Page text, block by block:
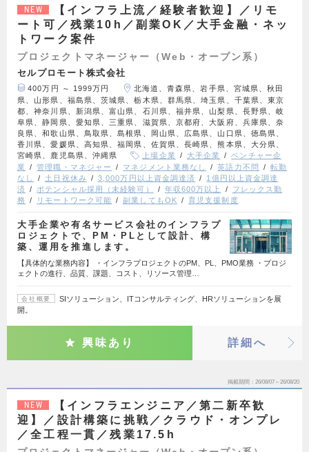
NEW
【インフラ上流／経験者歓迎】／リモ
ート可／残業10h／副業OK／大手金融・ネッ
トワーク案件
プロジェクトマネージャー（Web・オープン系）
セルプロモート株式会社
400万円 ～ 1999万円
北海道、青森県、岩手県、宮城県、秋田
県、山形県、福島県、茨城県、栃木県、群馬県、埼玉県、千葉県、東京
都、神奈川県、新潟県、富山県、石川県、福井県、山梨県、長野県、岐
阜県、静岡県、愛知県、三重県、滋賀県、京都府、大阪府、兵庫県、奈
良県、和歌山県、鳥取県、島根県、岡山県、広島県、山口県、徳島県、
香川県、愛媛県、高知県、福岡県、佐賀県、長崎県、熊本県、大分県、
宮崎県、鹿児島県、沖縄県
上場企業 大手企業
ベンチャー企
業
管理職・マネジャー マネジメント業務なし 英語力不問
転勤
なし
土日祝休み 3,000万円以上資金調達済
1億円以上資金調達
済
ポテンシャル採用（未経験可） 年収600万以上
フレックス勤
務
リモートワーク可能 副業してもOK 育児支援制度
大手企業や有名サービス会社のインフラプ
ロジェクトで、PM・PLとして設計、構
築、運用を推進します。
【具体的な業務内容】 ・インフラプロジェクトのPM、PL、PMO業務 ・プロジ
ェクトの進行、品質、課題、コスト、リソース管理…
会社概要
SIソリューション、ITコンサルティング、HRソリューションを展
開。
興味あり 詳細へ
掲載期間 26/08/07～26/08/20
NEW
【インフラエンジニア／第二新卒歓
迎】／設計構築に挑戦／クラウド・オンプレ
／全工程一貫／残業17.5h